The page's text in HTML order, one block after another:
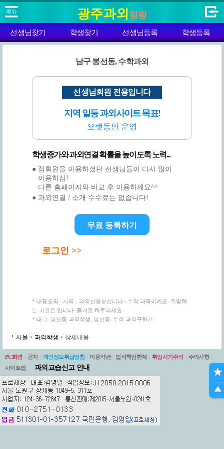
광주과외 팡팡
선생님찾기 학생찾기 선생님등록 학생등록
남구 봉선동, 수학과외
선생님회원 전용입니다
지역 일등 과외사이트 목표!
오랫동안 운영
학생증가와 과외연결 확률을 높이도록 노력...
● 정회원을 이용하셨던 선생님들이 다시 많이
이용하심!
다른 홈페이지와 비교 후 이용하세요^^
● 과외연결 / 소개 수수료는 없습니다!
무료 등록하기
로그인 >>
* 내용요약 : 지역-, 과외선생모십니다~ 수학 과목이예요. 희망하
는 기간은 입니다. 즐거운 하루되세요.
* 태그: 봉선동 과외학생, 봉선동, 수학 과외구하기
서울 > 과외학생 > 상세내용
PC화면 공지 개인정보취급방침 이용약관 법적책임한계 취업사기주의 주의사항
사이트맵
과외교습신고 안내